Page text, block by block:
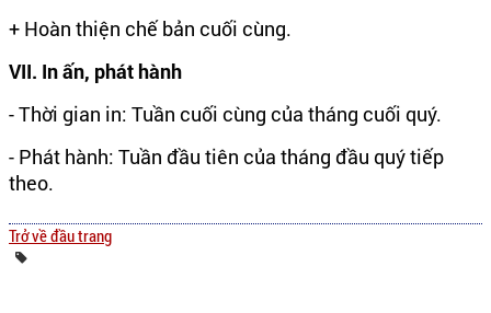
+ Hoàn thiện chế bản cuối cùng.
VII. In ấn, phát hành
- Thời gian in: Tuần cuối cùng của tháng cuối quý.
- Phát hành: Tuần đầu tiên của tháng đầu quý tiếp
theo.
Trở về đầu trang